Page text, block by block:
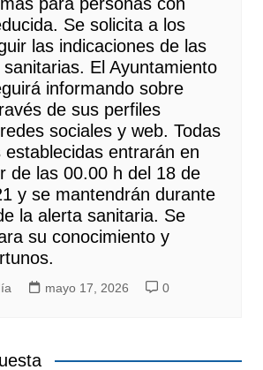
Se solicita a los
las indicaciones de las
El Ayuntamiento
informando sobre
de sus perfiles
sociales y web. Todas
establecidas entrarán en
de las 00.00 h del 18 de
y se mantendrán durante
la alerta sanitaria. Se
su conocimiento y
mayo 17, 2026 0